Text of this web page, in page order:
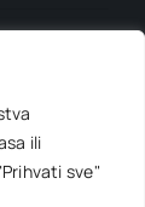
ili
sve"